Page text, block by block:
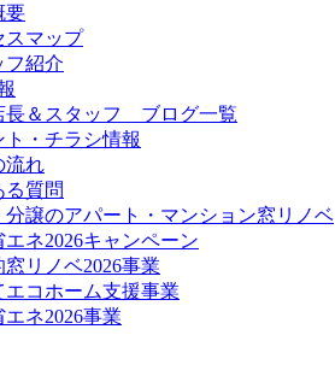
要
スマップ
フ紹介
長＆スタッフ ブログ一覧
ト・チラシ情報
流れ
る質問
分譲のアパート・マンション窓リノベ
エネ2026キャンペーン
窓リノベ2026事業
エコホーム支援事業
ネ2026事業